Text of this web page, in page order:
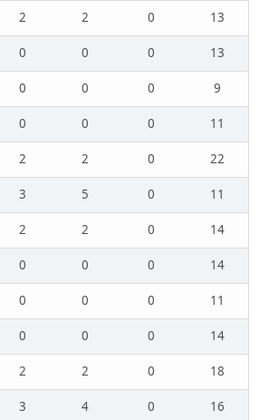
2 2 0
13
0 0 0
13
0 0 0
9
0 0 0
11
2 2 0
22
3 5 0
11
2 2 0
14
0 0 0
14
0 0 0
11
0 0 0
14
2 2 0
18
3 4 0
16